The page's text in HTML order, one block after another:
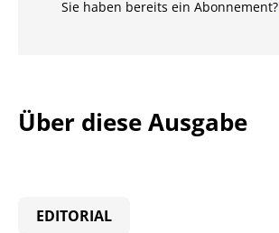
Sie haben bereits ein Abonnement?
Über diese Ausgabe
EDITORIAL